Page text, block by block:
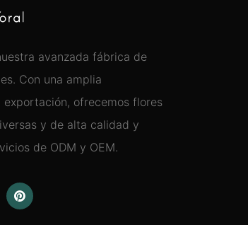
avanzada fábrica de
Con una amplia
exportación, ofrecemos flores
y de alta calidad y
de ODM y OEM.